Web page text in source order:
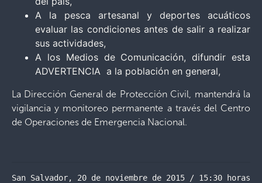
A la pesca artesanal y deportes acuáticos
evaluar las condiciones antes de salir a realizar
sus actividades,
A los Medios de Comunicación, difundir esta
ADVERTENCIA a la población en general,
La Dirección General de Protección Civil, mantendrá la
vigilancia y monitoreo permanente a través del Centro
de Operaciones de Emergencia Nacional.
San Salvador, 20 de noviembre de 2015 / 15:30 horas